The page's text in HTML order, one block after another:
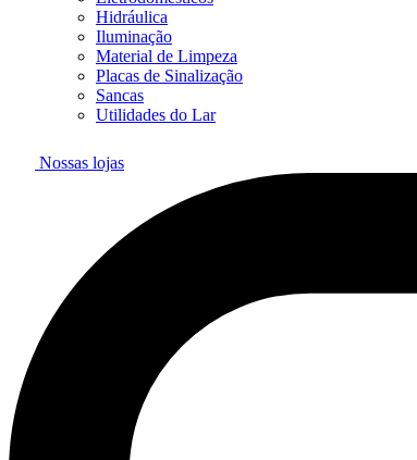
Hidráulica
Iluminação
Material de Limpeza
Placas de Sinalização
Sancas
Utilidades do Lar
Nossas lojas